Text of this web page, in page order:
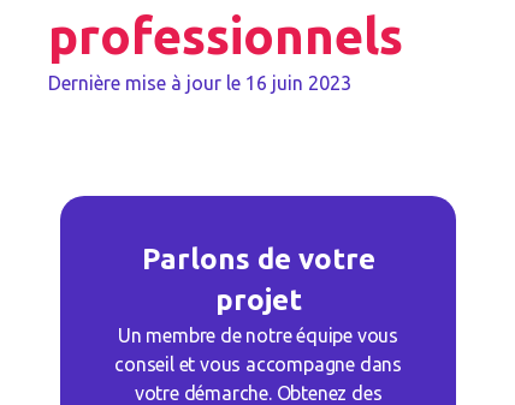
professionnels
Dernière mise à jour le 16 juin 2023
Parlons de votre
projet
Un membre de notre équipe vous
conseil et vous accompagne dans
votre démarche. Obtenez des